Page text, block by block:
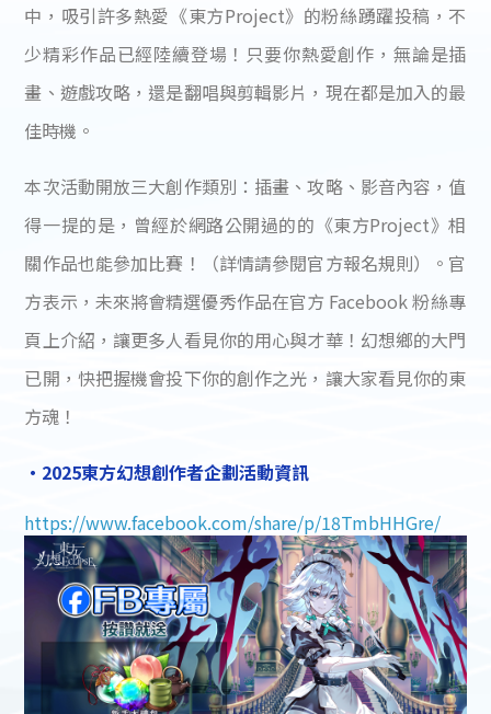
中，吸引許多熱愛《東方Project》的粉絲踴躍投稿，不
少精彩作品已經陸續登場！只要你熱愛創作，無論是插
畫、遊戲攻略，還是翻唱與剪輯影片，現在都是加入的最
佳時機。
本次活動開放三大創作類別：插畫、攻略、影音內容，值
得一提的是，曾經於網路公開過的的《東方Project》相
關作品也能參加比賽！（詳情請參閱官方報名規則）。官
方表示，未來將會精選優秀作品在官方 Facebook 粉絲專
頁上介紹，讓更多人看見你的用心與才華！幻想鄉的大門
已開，快把握機會投下你的創作之光，讓大家看見你的東
方魂！
・2025東方幻想創作者企劃活動資訊
https://www.facebook.com/share/p/18TmbHHGre/